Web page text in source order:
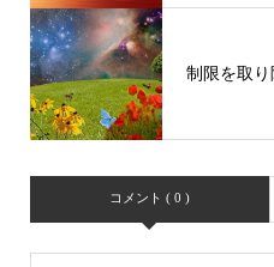
制限を取
コメント ( 0 )